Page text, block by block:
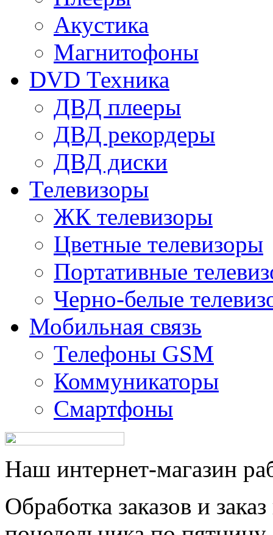
Акустика
Магнитофоны
DVD Техника
ДВД плееры
ДВД рекордеры
ДВД диски
Телевизоры
ЖК телевизоры
Цветные телевизоры
Портативные
Черно-белые
Мобильная связь
Телефоны GSM
Коммуникаторы
Смартфоны
Наш интернет-магазин
Обработка заказов и